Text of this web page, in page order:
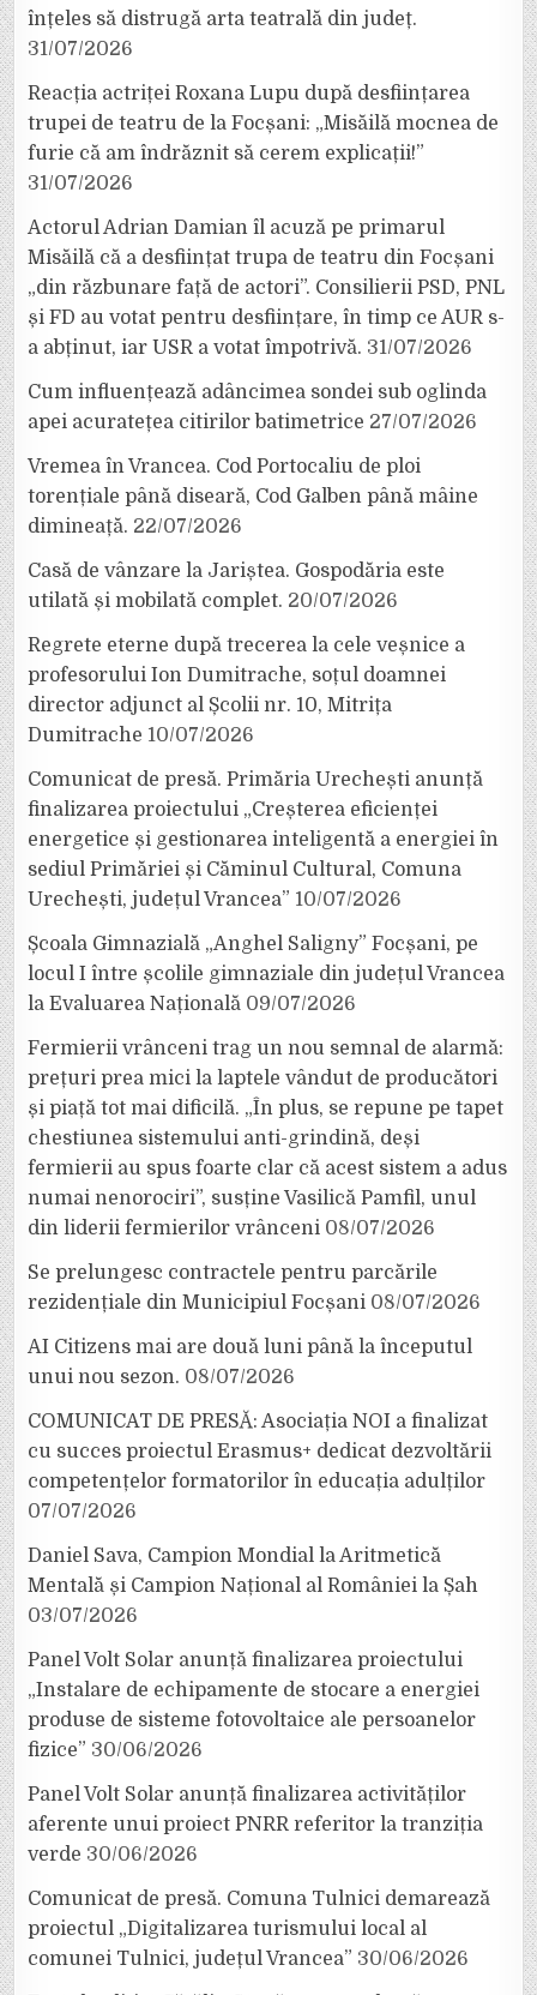
înțeles să distrugă arta teatrală din județ.
31/07/2026
Reacția actriței Roxana Lupu după desființarea
trupei de teatru de la Focșani: „Misăilă mocnea de
furie că am îndrăznit să cerem explicații!”
31/07/2026
Actorul Adrian Damian îl acuză pe primarul
Misăilă că a desființat trupa de teatru din Focșani
„din răzbunare față de actori”. Consilierii PSD, PNL
și FD au votat pentru desființare, în timp ce AUR s-
a abținut, iar USR a votat împotrivă. 31/07/2026
Cum influențează adâncimea sondei sub oglinda
apei acuratețea citirilor batimetrice 27/07/2026
Vremea în Vrancea. Cod Portocaliu de ploi
torențiale până diseară, Cod Galben până mâine
dimineață. 22/07/2026
Casă de vânzare la Jariștea. Gospodăria este
utilată și mobilată complet. 20/07/2026
Regrete eterne după trecerea la cele veșnice a
profesorului Ion Dumitrache, soțul doamnei
director adjunct al Școlii nr. 10, Mitrița
Dumitrache 10/07/2026
Comunicat de presă. Primăria Urechești anunță
finalizarea proiectului „Creșterea eficienței
energetice și gestionarea inteligentă a energiei în
sediul Primăriei și Căminul Cultural, Comuna
Urechești, județul Vrancea” 10/07/2026
Școala Gimnazială „Anghel Saligny” Focșani, pe
locul I între școlile gimnaziale din județul Vrancea
la Evaluarea Națională 09/07/2026
Fermierii vrânceni trag un nou semnal de alarmă:
prețuri prea mici la laptele vândut de producători
și piață tot mai dificilă. „În plus, se repune pe tapet
chestiunea sistemului anti-grindină, deși
fermierii au spus foarte clar că acest sistem a adus
numai nenorociri”, susține Vasilică Pamfil, unul
din liderii fermierilor vrânceni 08/07/2026
Se prelungesc contractele pentru parcările
rezidențiale din Municipiul Focșani 08/07/2026
AI Citizens mai are două luni până la începutul
unui nou sezon. 08/07/2026
COMUNICAT DE PRESĂ: Asociația NOI a finalizat
cu succes proiectul Erasmus+ dedicat dezvoltării
competențelor formatorilor în educația adulților
07/07/2026
Daniel Sava, Campion Mondial la Aritmetică
Mentală și Campion Național al României la Șah
03/07/2026
Panel Volt Solar anunță finalizarea proiectului
„Instalare de echipamente de stocare a energiei
produse de sisteme fotovoltaice ale persoanelor
fizice” 30/06/2026
Panel Volt Solar anunță finalizarea activităților
aferente unui proiect PNRR referitor la tranziția
verde 30/06/2026
Comunicat de presă. Comuna Tulnici demarează
proiectul „Digitalizarea turismului local al
comunei Tulnici, județul Vrancea” 30/06/2026